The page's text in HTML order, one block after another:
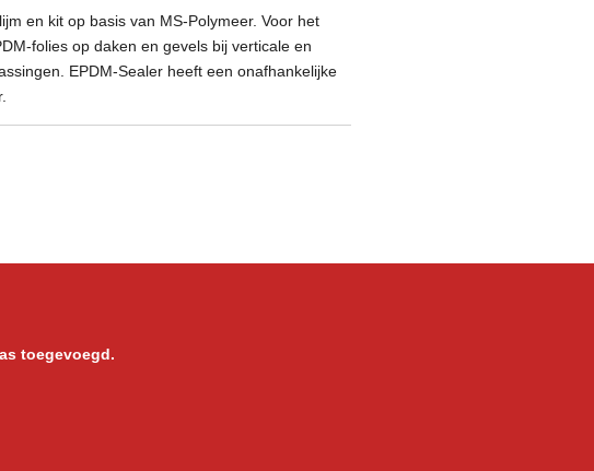
en kit op basis van MS-Polymeer. Voor het
folies op daken en gevels bij verticale en
EPDM-Sealer heeft een onafhankelijke
toegevoegd.